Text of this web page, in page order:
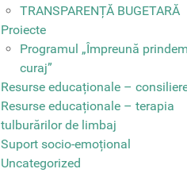
TRANSPARENȚĂ BUGETARĂ
Proiecte
Programul „Împreună prindem
curaj”
Resurse educaționale –
Resurse educaționale – terapia
tulburărilor de limbaj
Suport socio-emoțional
Uncategorized